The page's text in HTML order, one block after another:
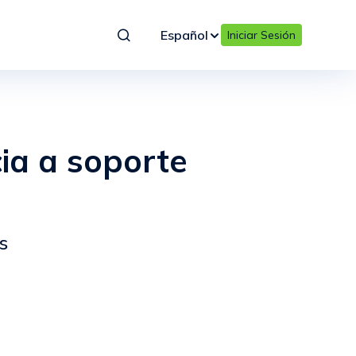
Español Iniciar Sesión
a soporte